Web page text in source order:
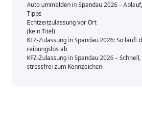
Auto ummelden in Spandau 2026 –
Tipps
Echtzeitzulassung vor Ort
(kein Titel)
KFZ-Zulassung in Spandau 2026: So läuft
reibungslos ab
KFZ-Zulassung in Spandau 2026 –
stressfrei zum Kennzeichen